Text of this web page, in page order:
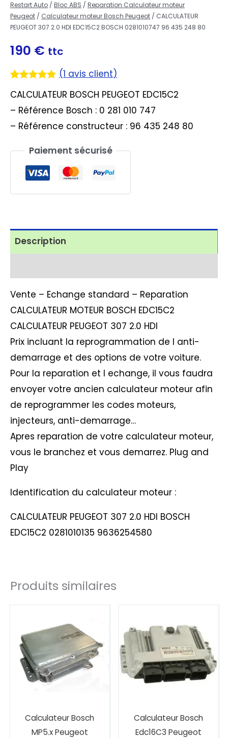
Restart Auto / Bloc ABS / Reparation Calculateur moteur
Peugeot / Calculateur moteur Bosch Peugeot / CALCULATEUR
PEUGEOT 307 2.0 HDI EDC15C2 BOSCH 0281010747 96 435 248 80
190 € ttc
sur 5
notation
client
(1 avis client)
CALCULATEUR BOSCH PEUGEOT EDC15C2
– Référence Bosch : 0 281 010 747
– Référence constructeur : 96 435 248 80
Paiement sécurisé
Description
Vente – Echange standard – Reparation
CALCULATEUR MOTEUR BOSCH EDC15C2
CALCULATEUR PEUGEOT 307 2.0 HDI
Prix incluant la reprogrammation de l anti-
demarrage et des options de votre voiture.
Pour la reparation et l echange, il vous faudra
envoyer votre ancien calculateur moteur afin
de reprogrammer les codes moteurs,
injecteurs, anti-demarrage…
Apres reparation de votre calculateur moteur,
vous le branchez et vous demarrez. Plug and
Play
Identification du calculateur moteur :
CALCULATEUR PEUGEOT 307 2.0 HDI BOSCH
EDC15C2 0281010135 9636254580
Produits similaires
Calculateur Bosch
MP5.x Peugeot
Calculateur Bosch
Edc16C3 Peugeot